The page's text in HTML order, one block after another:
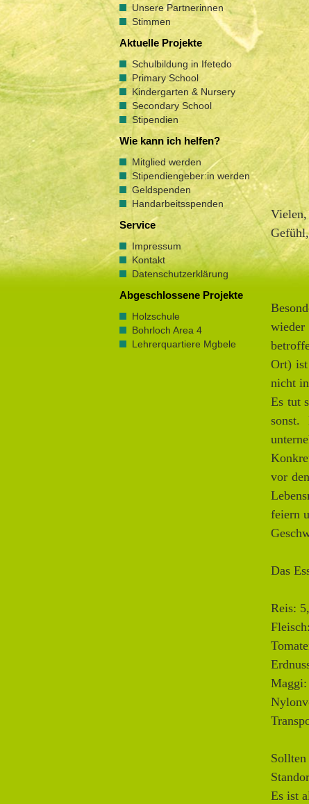
Unsere Partnerinnen
Stimmen
Aktuelle Projekte
Schulbildung in Ifetedo
Primary School
Kindergarten & Nursery
Secondary School
Stipendien
Wie kann ich helfen?
Mitglied werden
Stipendiengeber:in werden
Geldspenden
Handarbeitsspenden
Service
Impressum
Kontakt
Datenschutzerklärung
Abgeschlossene Projekte
Holzschule
Bohrloch Area 4
Lehrerquartiere Mgbele
Ort)
nicht
Es tut
sonst.
vor
feiern
Das
Reis:
Es ist